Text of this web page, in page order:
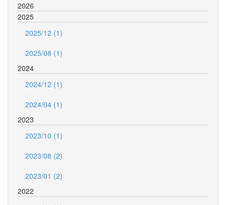
2026
2025
2025/12 (1)
2025/08 (1)
2024
2024/12 (1)
2024/04 (1)
2023
2023/10 (1)
2023/08 (2)
2023/01 (2)
2022